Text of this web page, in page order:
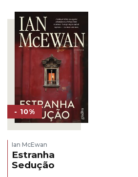
- 10%
Ian McEwan
Estranha
Sedução